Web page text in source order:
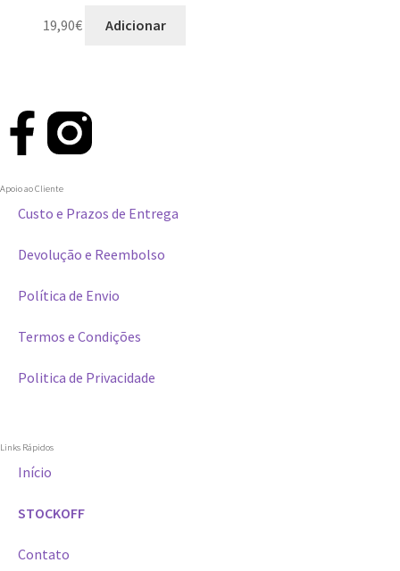
19,90€ Adicionar
Apoio ao Cliente
Custo e Prazos de Entrega
Devolução e Reembolso
Política de Envio
Termos e Condições
Politica de Privacidade
Links Rápidos
Início
STOCKOFF
Contato